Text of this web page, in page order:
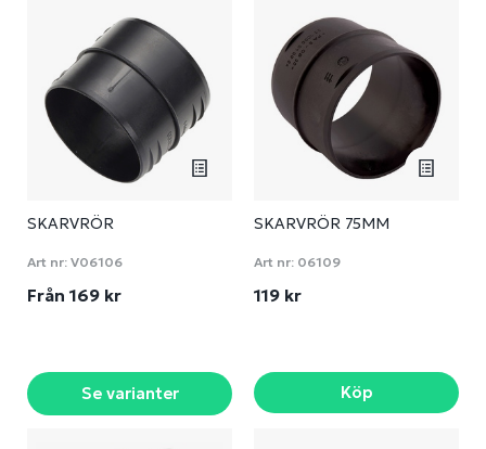
SKARVRÖR
Art nr: V06106
Från 169 kr
Se varianter
SKARVRÖR 75MM
Art nr: 06109
119 kr
Köp